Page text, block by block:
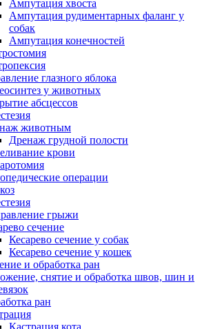
Ампутация хвоста
Ампутация рудиментарных фаланг у
собак
Ампутация конечностей
глазного яблока
у животных
абсцессов
животным
Дренаж грудной полости
крови
операции
грыжи
сечение
Кесарево сечение у собак
Кесарево сечение у кошек
и обработка ран
снятие и обработка швов, шин и
ран